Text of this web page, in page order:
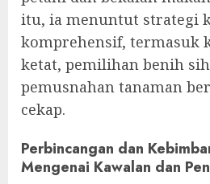
itu, ia menuntut strategi
komprehensif, termasuk
ketat, pemilihan benih
pemusnahan tanaman
cekap.
Perbincangan dan
Mengenai Kawalan dan